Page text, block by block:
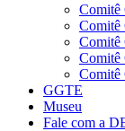
Comitê
Comitê
Comitê
Comitê
Comitê
GGTE
Museu
Fale com a